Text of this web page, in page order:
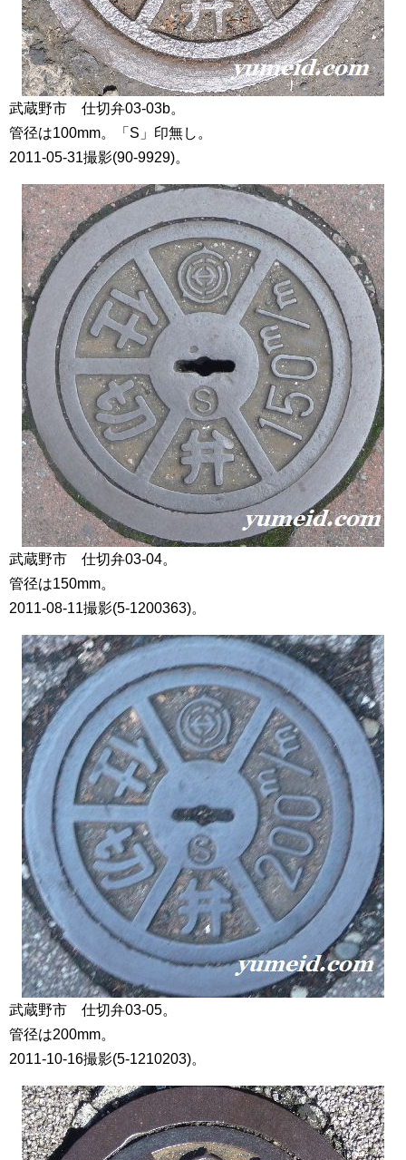
武蔵野市 仕切弁03-03b。
管径は100mm。「S」印無し。
2011-05-31撮影(90-9929)。
武蔵野市 仕切弁03-04。
管径は150mm。
2011-08-11撮影(5-1200363)。
武蔵野市 仕切弁03-05。
管径は200mm。
2011-10-16撮影(5-1210203)。